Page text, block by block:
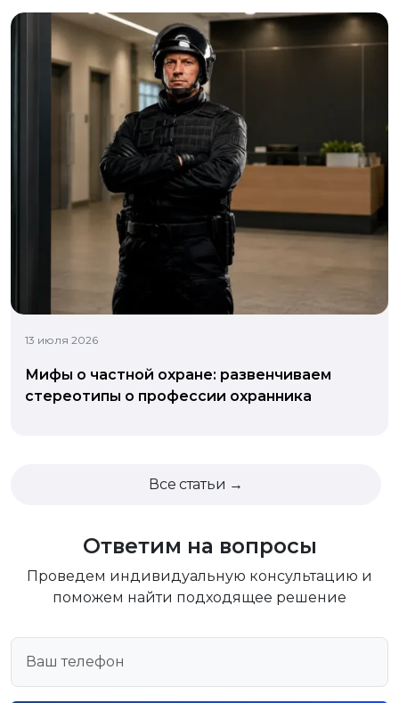
13 июля 2026
Мифы о частной охране: развенчиваем
стереотипы о профессии охранника
Все статьи →
Ответим на вопросы
Проведем индивидуальную консультацию и
поможем найти подходящее решение